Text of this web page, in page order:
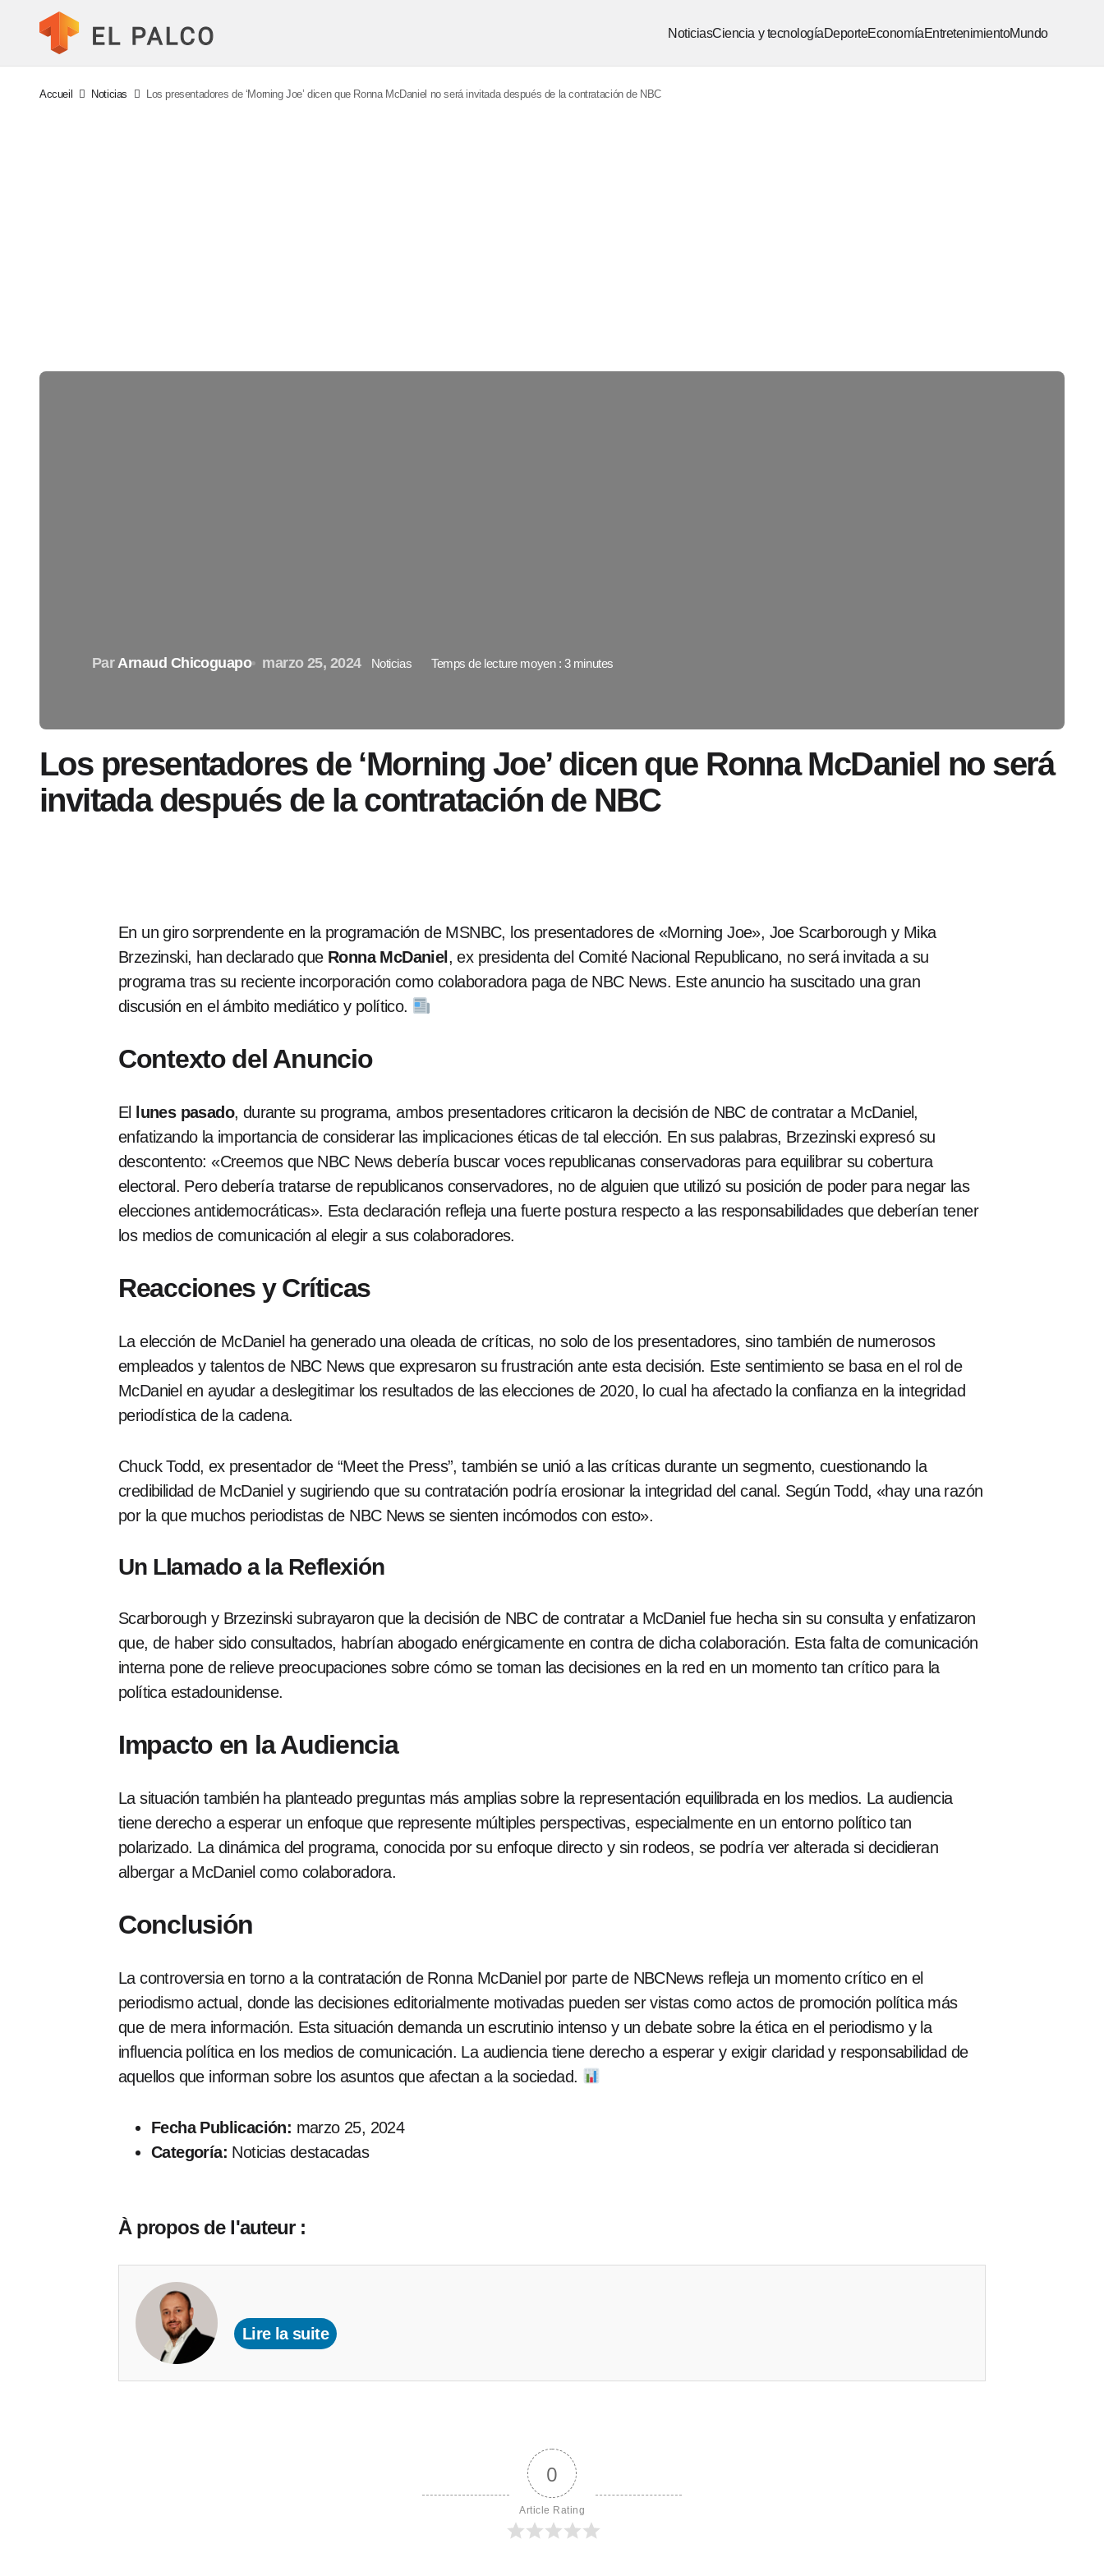
NoticiasCiencia y tecnologíaDeporteEconomíaEntretenimientoMundo
Accueil Noticias Los presentadores de ‘Morning Joe’ dicen que Ronna McDaniel no será invitada después de la contratación de NBC
Par Arnaud Chicoguapo marzo 25, 2024 Noticias Temps de lecture moyen : 3 minutes
Los presentadores de ‘Morning Joe’ dicen que Ronna McDaniel no será
invitada después de la contratación de NBC
En un giro sorprendente en la programación de MSNBC, los presentadores de «Morning Joe», Joe Scarborough y Mika
Brzezinski, han declarado que Ronna McDaniel , ex presidenta del Comité Nacional Republicano, no será invitada a su
programa tras su reciente incorporación como colaboradora paga de NBC News. Este anuncio ha suscitado una gran
discusión en el ámbito mediático y político.
Contexto del Anuncio
El lunes pasado, durante su programa, ambos presentadores criticaron la decisión de NBC de contratar a McDaniel,
enfatizando la importancia de considerar las implicaciones éticas de tal elección. En sus palabras, Brzezinski expresó su
descontento: «Creemos que NBC News debería buscar voces republicanas conservadoras para equilibrar su cobertura
electoral. Pero debería tratarse de republicanos conservadores, no de alguien que utilizó su posición de poder para negar las
elecciones antidemocráticas». Esta declaración refleja una fuerte postura respecto a las responsabilidades que deberían tener
los medios de comunicación al elegir a sus colaboradores.
Reacciones y Críticas
La elección de McDaniel ha generado una oleada de críticas, no solo de los presentadores, sino también de numerosos
empleados y talentos de NBC News que expresaron su frustración ante esta decisión. Este sentimiento se basa en el rol de
McDaniel en ayudar a deslegitimar los resultados de las elecciones de 2020, lo cual ha afectado la confianza en la integridad
periodística de la cadena.
Chuck Todd, ex presentador de “Meet the Press”, también se unió a las críticas durante un segmento, cuestionando la
credibilidad de McDaniel y sugiriendo que su contratación podría erosionar la integridad del canal. Según Todd, «hay una razón
por la que muchos periodistas de NBC News se sienten incómodos con esto».
Un Llamado a la Reflexión
Scarborough y Brzezinski subrayaron que la decisión de NBC de contratar a McDaniel fue hecha sin su consulta y enfatizaron
que, de haber sido consultados, habrían abogado enérgicamente en contra de dicha colaboración. Esta falta de comunicación
interna pone de relieve preocupaciones sobre cómo se toman las decisiones en la red en un momento tan crítico para la
política estadounidense.
Impacto en la Audiencia
La situación también ha planteado preguntas más amplias sobre la representación equilibrada en los medios. La audiencia
tiene derecho a esperar un enfoque que represente múltiples perspectivas, especialmente en un entorno político tan
polarizado. La dinámica del programa, conocida por su enfoque directo y sin rodeos, se podría ver alterada si decidieran
albergar a McDaniel como colaboradora.
Conclusión
La controversia en torno a la contratación de Ronna McDaniel por parte de NBCNews refleja un momento crítico en el
periodismo actual, donde las decisiones editorialmente motivadas pueden ser vistas como actos de promoción política más
que de mera información. Esta situación demanda un escrutinio intenso y un debate sobre la ética en el periodismo y la
influencia política en los medios de comunicación. La audiencia tiene derecho a esperar y exigir claridad y responsabilidad de
aquellos que informan sobre los asuntos que afectan a la sociedad.
Fecha Publicación: marzo 25, 2024
Categoría: Noticias destacadas
À propos de l'auteur :
Lire la suite
0
Article Rating